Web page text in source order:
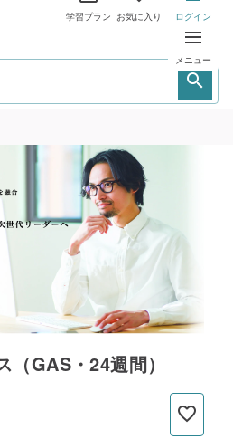
学習プラン お気に入り ログイン
メニュー
GAS・24週間）